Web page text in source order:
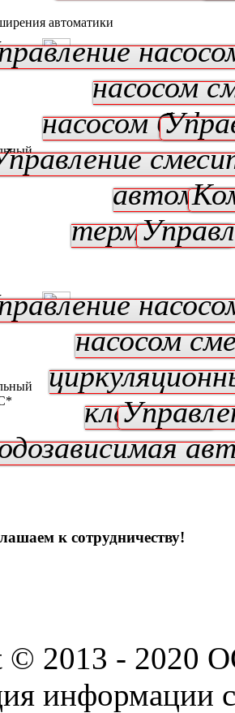
автоматики
насосом
насосом
термостат
насосом
клапаном
к сотрудничеству!
© 2013 - 2020
информации